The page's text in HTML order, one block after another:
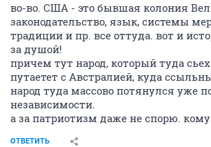
во-во. США - это бывшая колония
законодательство, язык, системы
традиции и пр. все оттуда. вот и
за душой!
причем тут народ, который туда
путаетет с Австралией, куда
народ туда массово потянулся уже
независимости.
а за патриотизм даже не спорю.
ОТВЕТИТЬ